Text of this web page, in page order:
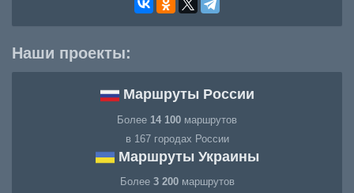
Наши проекты:
Маршруты России
Более 14 100 маршрутов
в 167 городах России
Маршруты Украины
Более 3 200маршрутов